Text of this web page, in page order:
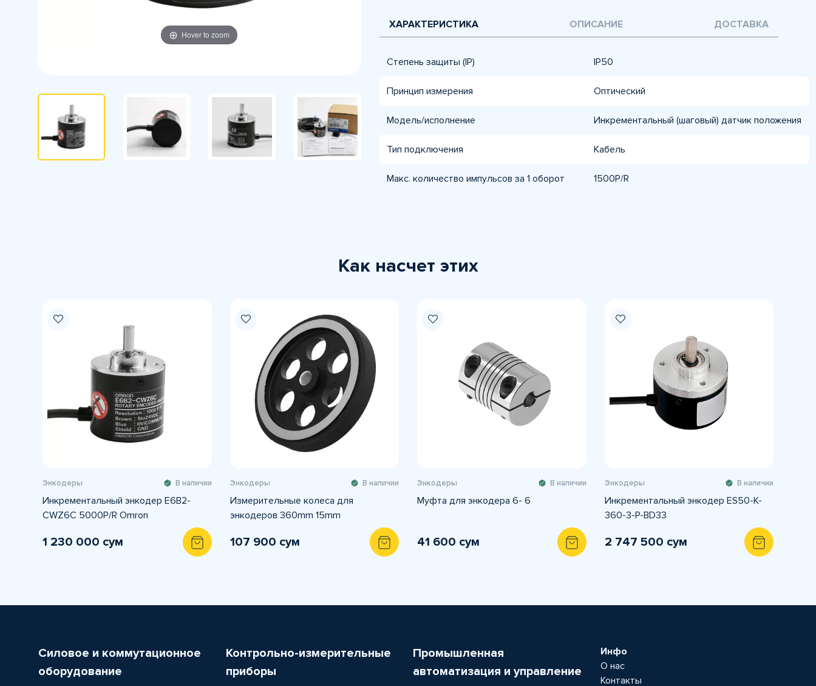
Hover to zoom
ХАРАКТЕРИСТИКА ОПИСАНИЕ ДОСТАВКА
Степень защиты (IP) IP50
Принцип измерения Оптический
Модель/исполнение Инкрементальный (шаговый) датчик положения
Тип подключения Кабель
Макс. количество импульсов за 1 оборот 1500P/R
Как насчет этих
Энкодеры В наличии
Инкрементальный энкодер E6B2-
CWZ6C 5000P/R Omron
1 230 000 сум
Энкодеры В наличии
Измерительные колеса для
энкодеров 360mm 15mm
107 900 сум
Энкодеры В наличии
Муфта для энкодера 6- 6
41 600 сум
Энкодеры В наличии
Инкрементальный энкодер ES50-K-
360-3-P-BD33
2 747 500 сум
Силовое и коммутационное
оборудование
Контрольно-измерительные
приборы
Промышленная
автоматизация и управление
Инфо
О нас
Контакты